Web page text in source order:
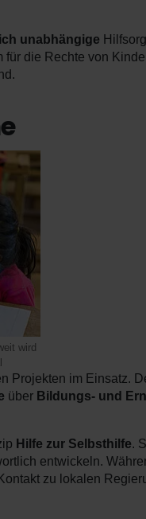
unabhängige
die Rechte von
wird
Projekten im Einsatz.
über Bildungs- und
Hilfe zur Selbsthilfe.
entwickeln.
zu lokalen